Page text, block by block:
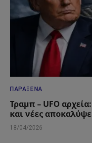
ΠΑΡΆΞΕΝΑ
Τραμπ – UFO
και νέες
18/04/2026